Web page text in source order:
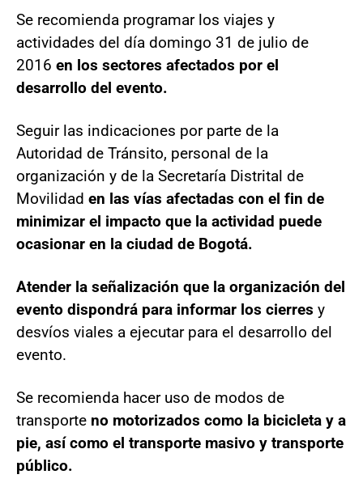
Se recomienda programar los viajes y
actividades del día domingo 31 de julio de
2016 en los sectores afectados por el
desarrollo del evento.
Seguir las indicaciones por parte de la
Autoridad de Tránsito, personal de la
organización y de la Secretaría Distrital de
Movilidad en las vías afectadas con el fin de
minimizar el impacto que la actividad puede
ocasionar en la ciudad de Bogotá.
Atender la señalización que la organización del
evento dispondrá para informar los cierres y
desvíos viales a ejecutar para el desarrollo del
evento.
Se recomienda hacer uso de modos de
transporte no motorizados como la bicicleta y a
pie, así como el transporte masivo y transporte
público.